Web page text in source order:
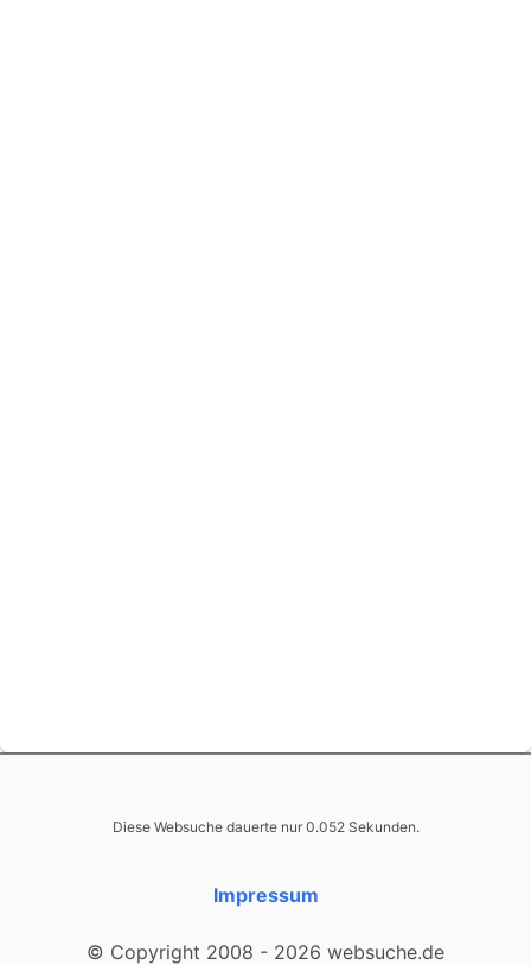
Diese Websuche dauerte nur 0.052 Sekunden.
Impressum
© Copyright 2008 - 2026 websuche.de